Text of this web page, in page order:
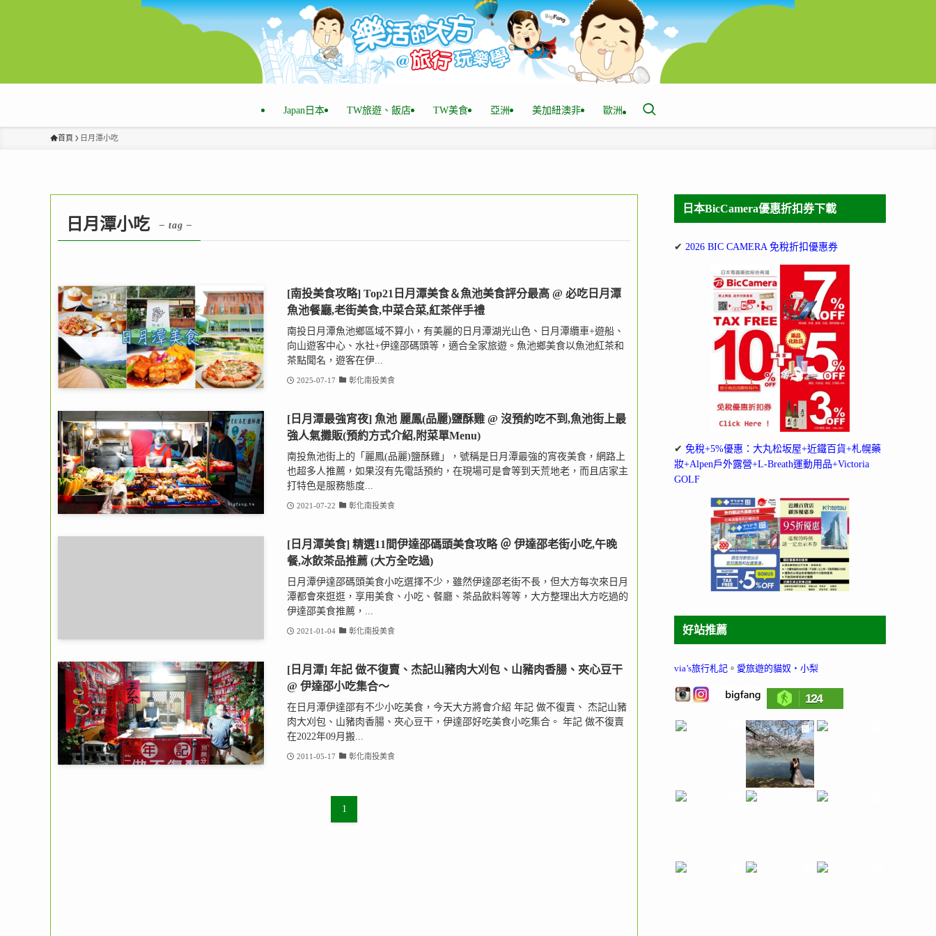
Japan日本 TW旅遊、飯店 TW美食 亞洲 美加紐澳非 歐洲
首頁 日月潭小吃
日月潭小吃 – tag –
[南投美食攻略] Top21日月潭美食＆魚池美食評分最高 @ 必吃日月潭
魚池餐廳,老街美食,中菜合菜,紅茶伴手禮
南投日月潭魚池鄉區域不算小，有美麗的日月潭湖光山色、日月潭纜車+遊船、
向山遊客中心、水社+伊達邵碼頭等，適合全家旅遊。魚池鄉美食以魚池紅茶和
茶點聞名，遊客在伊...
2025-07-17 彰化南投美食
[日月潭最強宵夜] 魚池 麗鳳(品麗)鹽酥雞 @ 沒預約吃不到,魚池街上最
強人氣攤販(預約方式介紹,附菜單Menu)
南投魚池街上的「麗鳳(品麗)鹽酥雞」，號稱是日月潭最強的宵夜美食，網路上
也超多人推薦，如果沒有先電話預約，在現場可是會等到天荒地老，而且店家主
打特色是服務態度...
2021-07-22 彰化南投美食
[日月潭美食] 精選11間伊達邵碼頭美食攻略 ＠ 伊達邵老街小吃,午晚
餐,冰飲茶品推薦 (大方全吃過)
日月潭伊達邵碼頭美食小吃選擇不少，雖然伊達邵老街不長，但大方每次來日月
潭都會來逛逛，享用美食、小吃、餐廳、茶品飲料等等，大方整理出大方吃過的
伊達邵美食推薦，...
2021-01-04 彰化南投美食
[日月潭] 年記 做不復賣、杰記山豬肉大刈包、山豬肉香腸、夾心豆干
@ 伊達邵小吃集合～
在日月潭伊達邵有不少小吃美食，今天大方將會介紹 年記 做不復賣、 杰記山豬
肉大刈包、山豬肉香腸、夾心豆干，伊達邵好吃美食小吃集合。 年記 做不復賣
在2022年09月搬...
2011-05-17 彰化南投美食
1
日本BicCamera優惠折扣券下載
✔ 2026 BIC CAMERA 免稅折扣優惠券
✔ 免稅+5%優惠：大丸松坂屋+近鐵百貨+札幌藥
妝+Alpen戶外露營+L-Breath運動用品+Victoria
GOLF
好站推薦
via’s旅行札記 。 愛旅遊的貓奴‧小梨
124